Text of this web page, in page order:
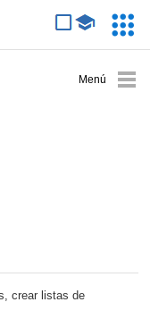
crear listas de